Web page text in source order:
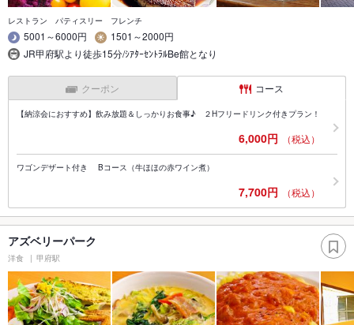
レストラン パティスリー フレンチ
5001～6000円
1501～2000円
JR甲府駅より徒歩15分/ｼｱﾀｰｾﾝﾄﾗﾙBe館となり
クーポン コース
【納涼会におすすめ】飲み放題＆しっかりお食事♪ ２Hフリードリンク付きプラン！
6,000円 （税込）
ワゴンデザート付き Bコース（牛ほほの赤ワイン煮）
7,700円 （税込）
アズベリーパーク
洋食 甲府駅